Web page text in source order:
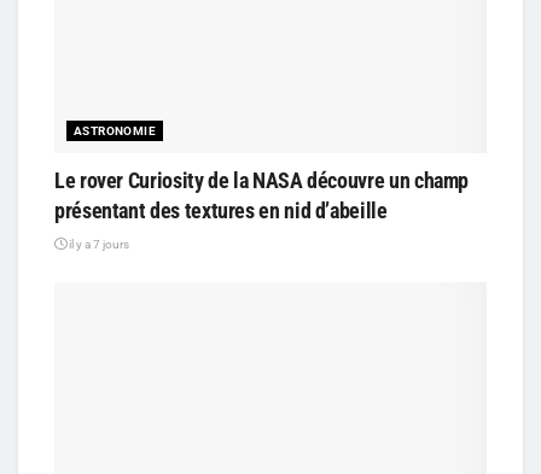
ASTRONOMIE
Le rover Curiosity de la NASA découvre un champ
présentant des textures en nid d’abeille
il y a 7 jours